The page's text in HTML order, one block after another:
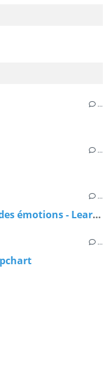
…
…
…
Les mots de l'album : la couleur des émotions - Learningapps
…